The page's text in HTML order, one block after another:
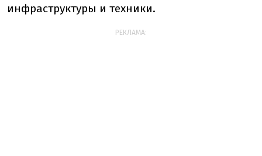
инфраструктуры и техники.
РЕКЛАМА: